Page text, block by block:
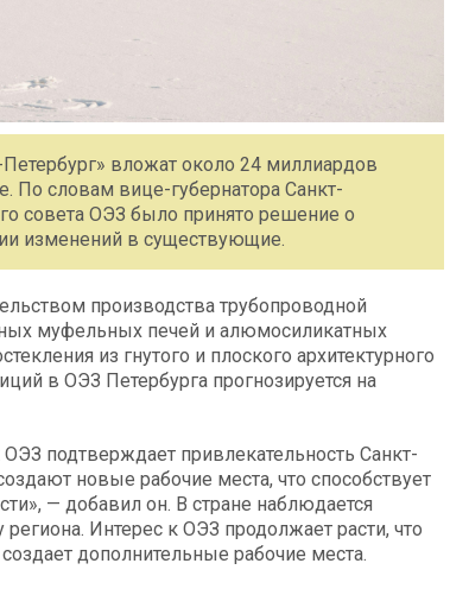
вложат около 24 миллиардов
По словам вице-губернатора Санкт-
совета ОЭЗ было принято решение о
изменений в существующие.
производства трубопроводной
муфельных печей и алюмосиликатных
из гнутого и плоского архитектурного
в ОЭЗ Петербурга прогнозируется на
подтверждает привлекательность Санкт-
новые рабочие места, что способствует
— добавил он. В стране наблюдается
Интерес к ОЭЗ продолжает расти, что
дополнительные рабочие места.